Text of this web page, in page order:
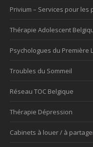
Privium – Services pour
Thérapie Adolescent
Psychologues du Première
Troubles du Sommeil
Réseau TOC Belgique
Thérapie Dépression
Cabinets à louer / à